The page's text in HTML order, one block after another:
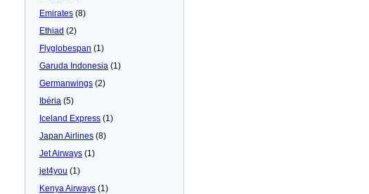
Emirates (8)
Ethiad (2)
Flyglobespan (1)
Garuda Indonesia (1)
Germanwings (2)
Ibéria (5)
Iceland Express (1)
Japan Airlines (8)
Jet Airways (1)
jet4you (1)
Kenya Airways (1)